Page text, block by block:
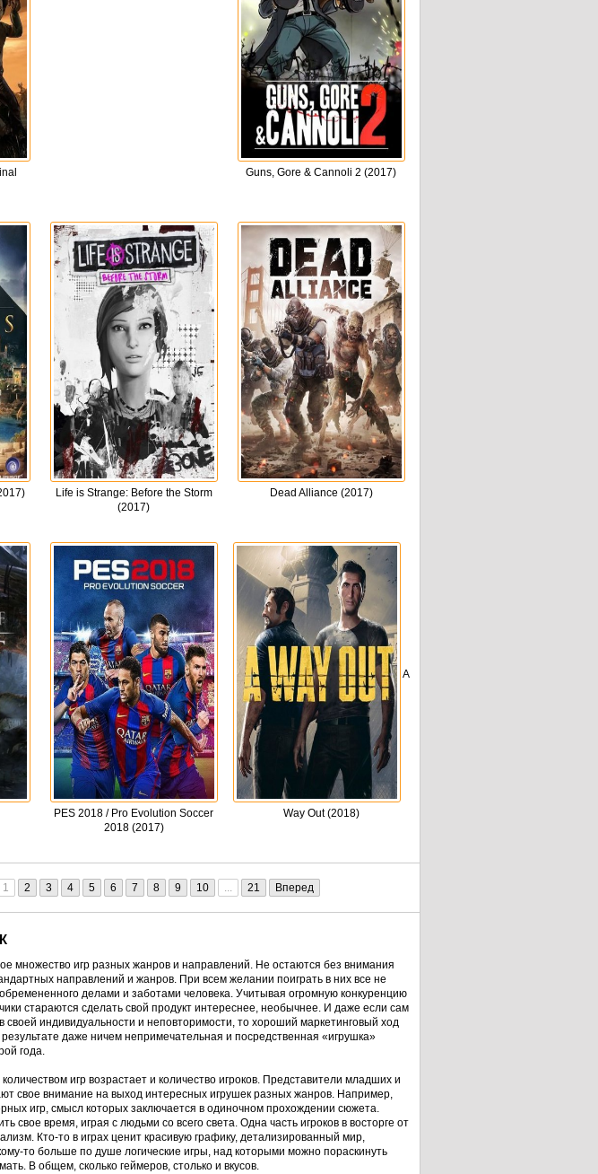
Guns, Gore & Cannoli 2 (2017)
Life is Strange: Before the Storm
(2017)
Dead Alliance (2017)
PES 2018 / Pro Evolution Soccer
2018 (2017)
A
Way Out (2018)
1 2 3 4 5 6 7 8 9 10 ... 21 Вперед
множество игр разных жанров и направлений. Не остаются без внимания
направлений и жанров. При всем желании поиграть в них все не
делами и заботами человека. Учитывая огромную конкуренцию
стараются сделать свой продукт интереснее, необычнее. И даже если сам
своей индивидуальности и неповторимости, то хороший маркетинговый ход
даже ничем непримечательная и посредственная «игрушка»
года.
игр возрастает и количество игроков. Представители младших и
свое внимание на выход интересных игрушек разных жанров. Например,
игр, смысл которых заключается в одиночном прохождении сюжета.
свое время, играя с людьми со всего света. Одна часть игроков в восторге от
Кто-то в играх ценит красивую графику, детализированный мир,
то больше по душе логические игры, над которыми можно пораскинуть
В общем, сколько геймеров, столько и вкусов.